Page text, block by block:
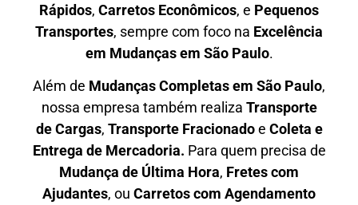
Rápidos, Carretos Econômicos, e Pequenos
Transportes, sempre com foco na Excelência
em Mudanças em São Paulo.
Além de Mudanças Completas em São Paulo,
nossa empresa também realiza Transporte
de Cargas, Transporte Fracionadoe Coleta e
Entrega de Mercadoria. Para quem precisa de
Mudança de Última Hora, Fretes com
Ajudantes, ou Carretos com Agendamento